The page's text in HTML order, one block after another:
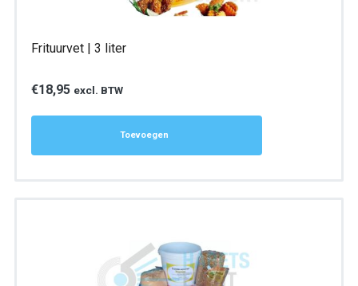
Frituurvet | 3 liter
€18,95 excl. BTW
Toevoegen